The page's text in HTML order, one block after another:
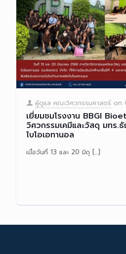
ผู้ดูแล คณะวิศวกรรมศาสตร์ on
เยี่ยมชมโรงงาน BBGI
วิศวกรรมเคมีและวัสดุ มทร.
ไบโอเอทานอล
เมื่อวันที่ 13 และ 20 มิถุ […]